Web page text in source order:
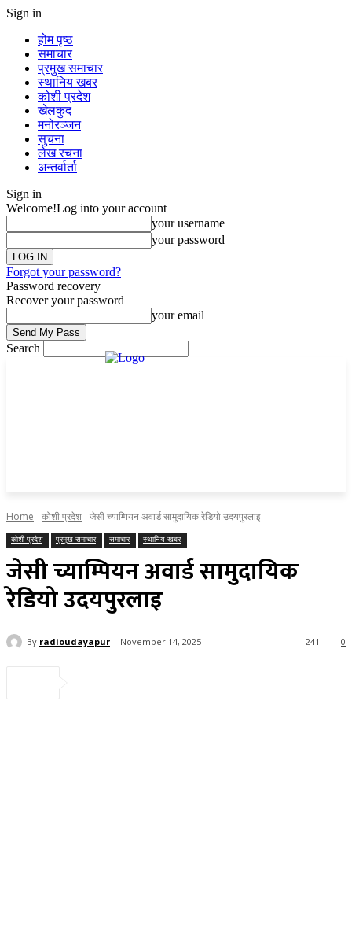
Sign in
होम पृष्ठ
समाचार
प्रमुख समाचार
स्थानिय खबर
कोशी प्रदेश
खेलकुद
मनोरञ्जन
सुचना
लेख रचना
अन्तर्वार्ता
Sign in
Welcome!Log into your account
your username
your password
Forgot your password?
Password recovery
Recover your password
your email
Search
Home कोशी प्रदेश जेसी च्याम्पियन अवार्ड सामुदायिक रेडियो उदयपुरलाइ
कोशी प्रदेश प्रमुख समाचार समाचार स्थानिय खबर
जेसी च्याम्पियन अवार्ड सामुदायिक
रेडियो उदयपुरलाइ
By radioudayapur November 14, 2025 0
241